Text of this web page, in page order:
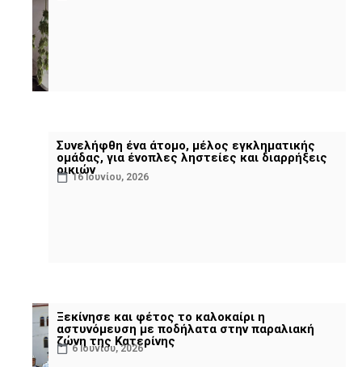
Συνελήφθη ένα άτομο, μέλος εγκληματικής
ομάδας, για ένοπλες ληστείες και διαρρήξεις
οικιών
16 Ιουνίου, 2026
Ξεκίνησε και φέτος το καλοκαίρι η
αστυνόμευση με ποδήλατα στην παραλιακή
ζώνη της Κατερίνης
6 Ιουνίου, 2026